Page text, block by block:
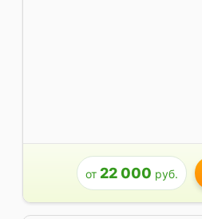
от 22 000 руб.